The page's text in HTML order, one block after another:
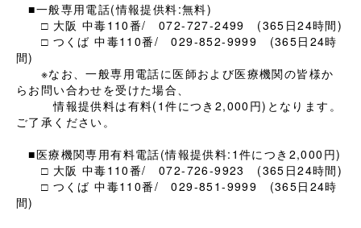
■一般専用電話(情報提供料:無料)
□ 大阪 中毒110番/ 072-727-2499 (365日24時間)
□ つくば 中毒110番/ 029-852-9999 (365日24時
間)
※なお、一般専用電話に医師および医療機関の皆様か
らお問い合わせを受けた場合、
情報提供料は有料(1件につき2,000円)となります。
ご了承ください。
■医療機関専用有料電話(情報提供料:1件につき2,000円)
□ 大阪 中毒110番/ 072-726-9923 (365日24時間)
□ つくば 中毒110番/ 029-851-9999 (365日24時
間)